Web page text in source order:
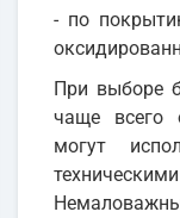
- по
При выборе
чаще всего
могут